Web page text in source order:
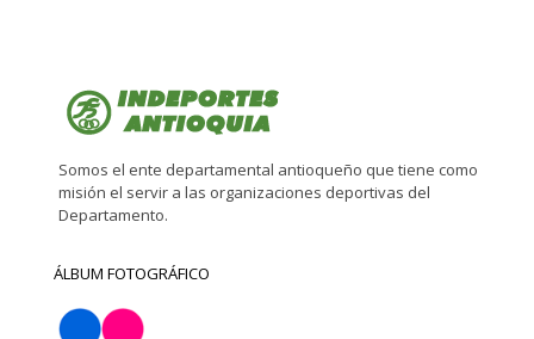
Somos el ente departamental antioqueño que tiene como
misión el servir a las organizaciones deportivas del
Departamento.
ÁLBUM FOTOGRÁFICO